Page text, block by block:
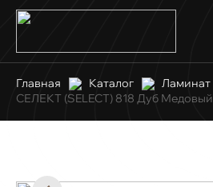
Главная Каталог Ламинат
СЕЛЕКТ (SELECT) 818 Дуб Медовый